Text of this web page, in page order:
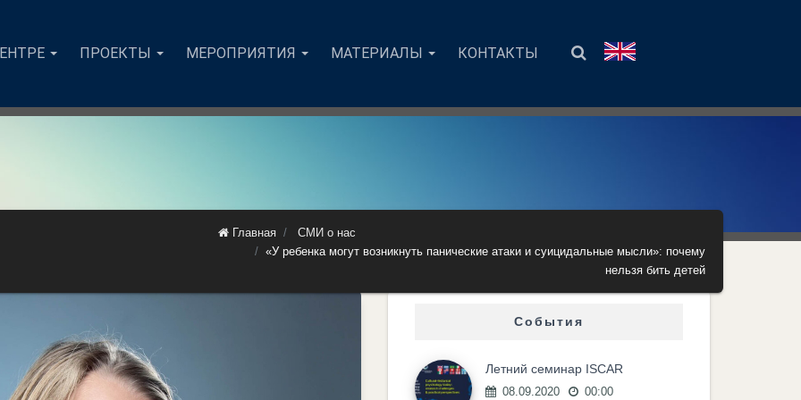
ПРОЕКТЫ МЕРОПРИЯТИЯ МАТЕРИАЛЫ КОНТАКТЫ
Главная
СМИ о нас
«У ребенка могут возникнуть панические атаки и суицидальные мысли»: почему
нельзя бить детей
События
Летний семинар ISCAR
08.09.2020 00:00